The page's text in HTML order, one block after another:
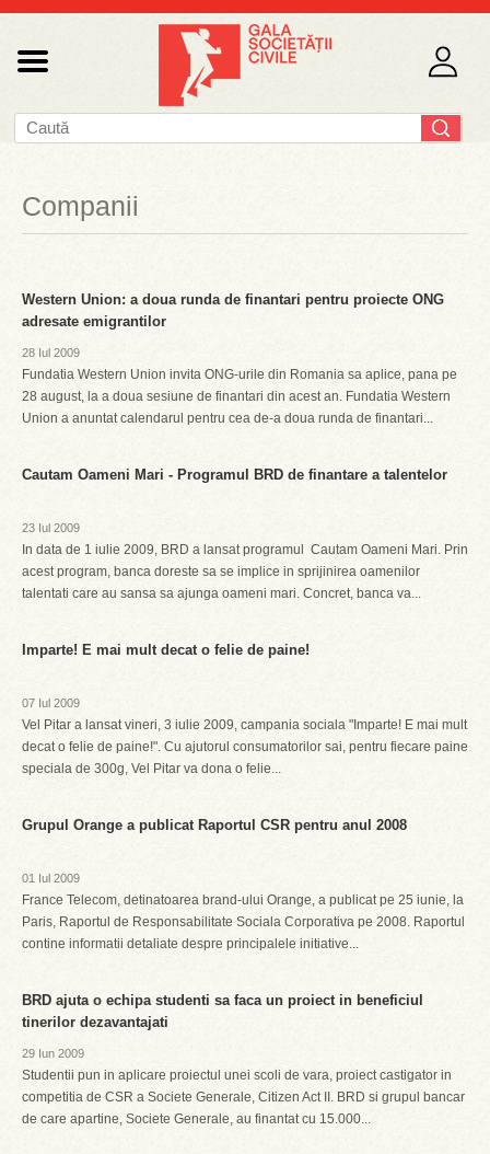
Companii
Western Union: a doua runda de finantari pentru proiecte ONG
adresate emigrantilor
28 Iul 2009
Fundatia Western Union invita ONG-urile din Romania sa aplice, pana pe
28 august, la a doua sesiune de finantari din acest an. Fundatia Western
Union a anuntat calendarul pentru cea de-a doua runda de finantari...
Cautam Oameni Mari - Programul BRD de finantare a talentelor
23 Iul 2009
In data de 1 iulie 2009, BRD a lansat programul Cautam Oameni Mari. Prin
acest program, banca doreste sa se implice in sprijinirea oamenilor
talentati care au sansa sa ajunga oameni mari. Concret, banca va...
Imparte! E mai mult decat o felie de paine!
07 Iul 2009
Vel Pitar a lansat vineri, 3 iulie 2009, campania sociala "Imparte! E mai mult
decat o felie de paine!". Cu ajutorul consumatorilor sai, pentru fiecare paine
speciala de 300g, Vel Pitar va dona o felie...
Grupul Orange a publicat Raportul CSR pentru anul 2008
01 Iul 2009
France Telecom, detinatoarea brand-ului Orange, a publicat pe 25 iunie, la
Paris, Raportul de Responsabilitate Sociala Corporativa pe 2008. Raportul
contine informatii detaliate despre principalele initiative...
BRD ajuta o echipa studenti sa faca un proiect in beneficiul
tinerilor dezavantajati
29 Iun 2009
Studentii pun in aplicare proiectul unei scoli de vara, proiect castigator in
competitia de CSR a Societe Generale, Citizen Act II. BRD si grupul bancar
de care apartine, Societe Generale, au finantat cu 15.000...